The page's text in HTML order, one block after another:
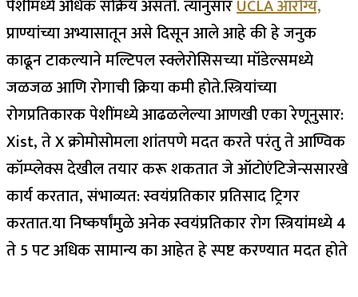
पेशींमध्ये अधिक सक्रिय असतो. त्यानुसारUCLA आरोग्य,
प्राण्यांच्या अभ्यासातून असे दिसून आले आहे की हे जनुक
काढून टाकल्याने मल्टिपल स्क्लेरोसिसच्या मॉडेल्समध्ये
जळजळ आणि रोगाची क्रिया कमी होते.स्त्रियांच्या
रोगप्रतिकारक पेशींमध्ये आढळलेल्या आणखी एका रेणूनुसार:
Xist, ते X क्रोमोसोमला शांतपणे मदत करते परंतु ते आण्विक
कॉम्प्लेक्स देखील तयार करू शकतात जे ऑटोएंटिजेन्ससारखे
कार्य करतात, संभाव्यत: स्वयंप्रतिकार प्रतिसाद ट्रिगर
करतात.या निष्कर्षांमुळे अनेक स्वयंप्रतिकार रोग स्त्रियांमध्ये 4
ते 5 पट अधिक सामान्य का आहेत हे स्पष्ट करण्यात मदत होते